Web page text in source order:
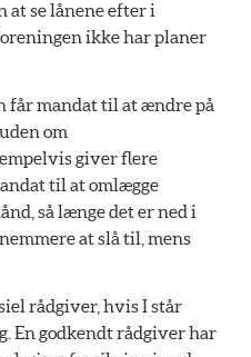
at se lånene efter i
ikke har planer
får mandat til at ændre på
om
giver flere
til at omlægge
så længe det er ned i
at slå til, mens
rådgiver, hvis I står
En godkendt rådgiver har